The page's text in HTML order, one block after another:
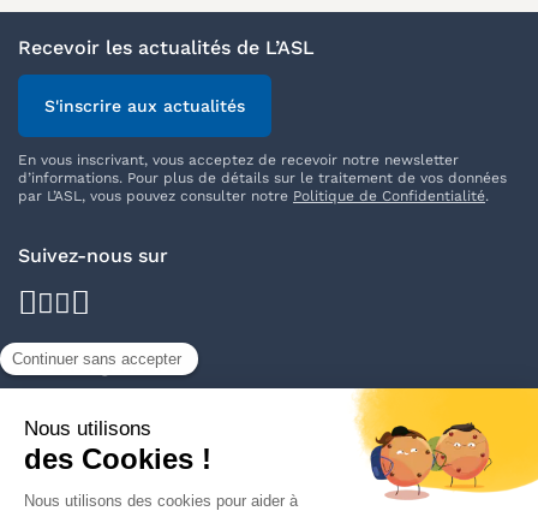
Recevoir les actualités de L’ASL
S'inscrire aux actualités
En vous inscrivant, vous acceptez de recevoir notre newsletter
d’informations. Pour plus de détails sur le traitement de vos données
par L’ASL, vous pouvez consulter notre Politique de Confidentialité.
Suivez-nous sur
facebook
instagram
linkedin
Nos délégations
Trouver votre délégation